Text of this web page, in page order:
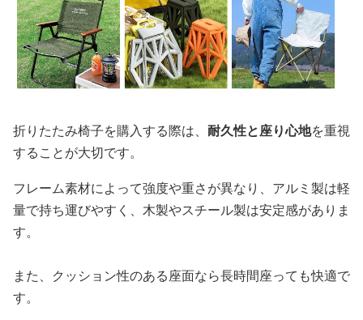
折りたたみ椅子を購入する際は、 耐久性と座り心地を重視
することが大切です。
フレーム素材によって強度や重さが異なり、アルミ製は軽
量で持ち運びやすく、木製やスチール製は安定感がありま
す。
また、クッション性のある座面なら長時間座っても快適で
す。